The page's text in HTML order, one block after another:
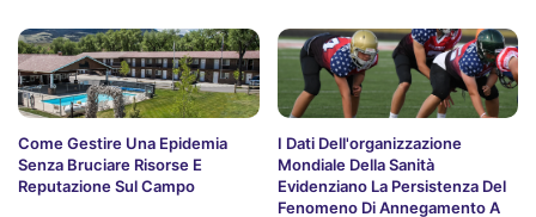
Come Gestire Una Epidemia
Senza Bruciare Risorse E
Reputazione Sul Campo
I Dati Dell'organizzazione
Mondiale Della Sanità
Evidenziano La Persistenza Del
Fenomeno Di Annegamento A